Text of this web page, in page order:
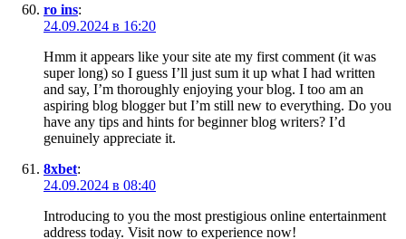
ro ins:
24.09.2024 в 16:20
Hmm it appears like your site ate my first comment (it was
super long) so I guess I’ll just sum it up what I had written
and say, I’m thoroughly enjoying your blog. I too am an
aspiring blog blogger but I’m still new to everything. Do you
have any tips and hints for beginner blog writers? I’d
genuinely appreciate it.
8xbet:
24.09.2024 в 08:40
Introducing to you the most prestigious online entertainment
address today. Visit now to experience now!